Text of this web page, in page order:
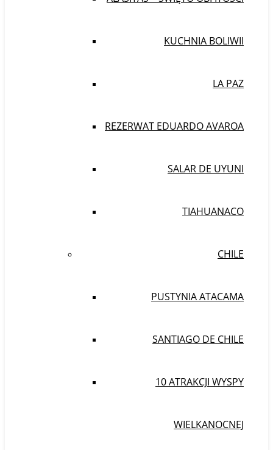
KUCHNIA BOLIWII
LA PAZ
REZERWAT EDUARDO AVAROA
SALAR DE UYUNI
TIAHUANACO
CHILE
PUSTYNIA ATACAMA
SANTIAGO DE CHILE
10 ATRAKCJI WYSPY
WIELKANOCNEJ